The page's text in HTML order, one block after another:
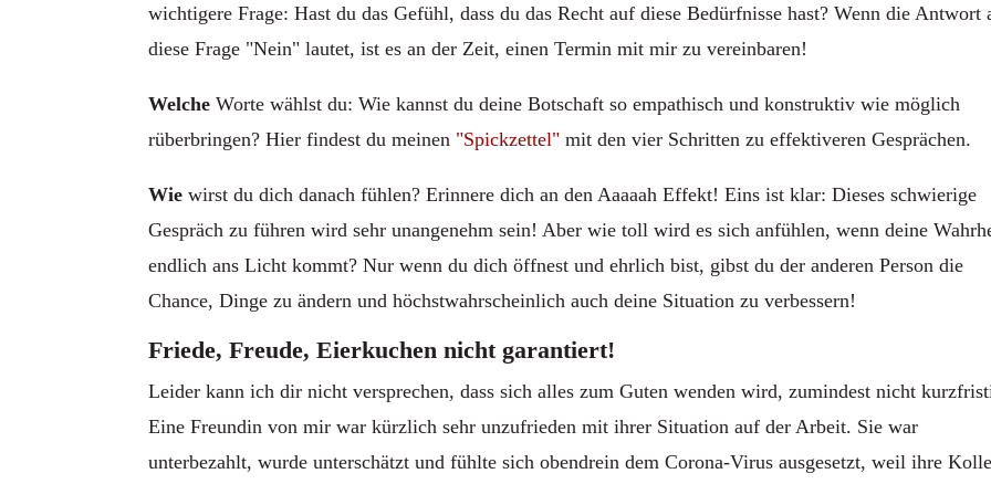
wichtigere Frage: Hast du das Gefühl, dass du das Recht auf diese Bedürfnisse hast? Wenn die Antwort
diese Frage "Nein" lautet, ist es an der Zeit, einen Termin mit mir zu vereinbaren!
Welche Worte wählst du: Wie kannst du deine Botschaft so empathisch und konstruktiv wie möglich
rüberbringen? Hier findest du meinen "Spickzettel" mit den vier Schritten zu effektiveren Gesprächen.
Wie wirst du dich danach fühlen? Erinnere dich an den Aaaaah Effekt! Eins ist klar: Dieses schwierige
Gespräch zu führen wird sehr unangenehm sein! Aber wie toll wird es sich anfühlen, wenn deine
endlich ans Licht kommt? Nur wenn du dich öffnest und ehrlich bist, gibst du der anderen Person die
Chance, Dinge zu ändern und höchstwahrscheinlich auch deine Situation zu verbessern!
Friede, Freude, Eierkuchen nicht garantiert!
Leider kann ich dir nicht versprechen, dass sich alles zum Guten wenden wird, zumindest nicht
Eine Freundin von mir war kürzlich sehr unzufrieden mit ihrer Situation auf der Arbeit. Sie war
unterbezahlt, wurde unterschätzt und fühlte sich obendrein dem Corona-Virus ausgesetzt, weil ihre